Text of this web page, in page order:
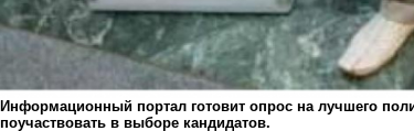
Информационный портал готовит опрос на лучшего
поучаствовать в выборе кандидатов.